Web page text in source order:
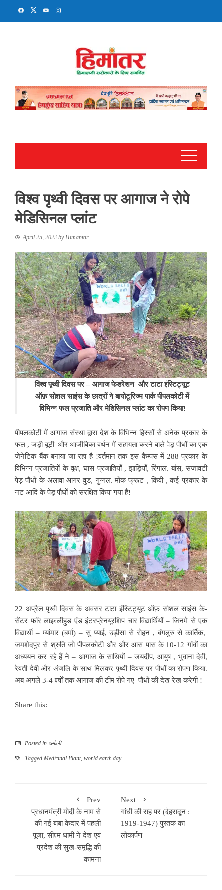
विश्व पृथ्वी दिवस पर आगाज ने रोपे
मेडिसिनल प्लांट
April 25, 2023 byHimantar
विश्व पृथ्वी दिवस पर – आगाज फेडरेशन और टाटा इंस्टिट्यूट
ऑफ़ सोशल साइंस के छात्रों ने बायोटूरिज्म पार्क पीपलकोटी में
विभिन्न फल प्रजाति और मेडिसिनल प्लांट का रोपण किया!
पीपलकोटी में आगाज संस्था द्वारा देश के विभिन्न हिस्सों से अनेक प्रकार के
फल , जड़ी बूटी और आजीविका वर्धन में सहायता करने वाले पेड़ पौधों का एक
जेनेटिक बैंक बनाया जा रहा है !वर्तमान तक इस कैम्पस में 288 प्रकार के
विभिन्न प्रजातियों के वृक्ष, घास प्रजातियाँ , झाड़ियाँ, रिंगाल, बांस, सजावटी
पेड़ पौधों के अलावा आगर वुड, गुग्गल, मोंक फ्रूट , किवी , कई प्रकार के
नट आदि के पेड़ पौधों को संरक्षित किया गया है!
22 अप्रैल पृथ्वी दिवस के अवसर टाटा इंस्टिट्यूट ऑफ़ सोशल साइंस के-
सेंटर फॉर लाइवलीहुड एंड इंटरप्रेनयूरशिप चार विद्यार्थियों – जिनमे से एक
विद्यार्थी – म्यांमार (बर्मा) – सु प्याई, उड़ीसा से रोहन , बंगलुरु से कार्तिक,
जमशेदपुर से श्रुति जो पीपलकोटी और और आस पास के 10-12 गांवों का
अध्ययन कर रहे हैं ने – आगाज के साथियों – जयदीप, आयुष , भुवाना देवी,
रेवती देवी और अंजलि के साथ मिलकर पृथ्वी दिवस पर पौधों का रोपण किया.
अब अगले 3-4 वर्षों तक आगाज की टीम रोपे गए पौधों की देख रेख करेगी !
Share this:
Posted in चमोली
Tagged Medicinal Plant, world earth day
Prev
प्रधानमंत्री मोदी के नाम से
की गई बाबा केदार में पहली
पूजा, सीएम धामी ने देश एवं
प्रदेश की सुख-समृद्धि की
कामना
Next
गांधी की राह पर (देहरादून :
1919-1947) पुस्तक का
लोकार्पण